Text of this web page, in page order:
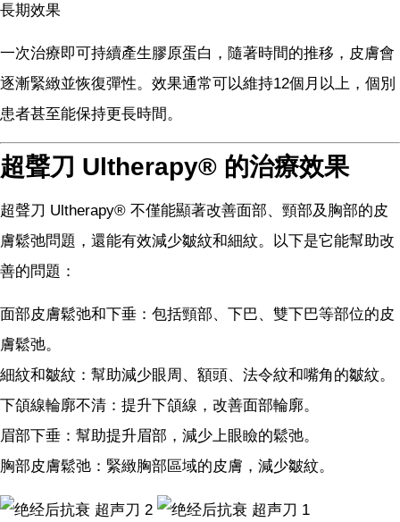
長期效果
一次治療即可持續產生膠原蛋白，隨著時間的推移，皮膚會
逐漸緊緻並恢復彈性。效果通常可以維持12個月以上，個別
患者甚至能保持更長時間。
超聲刀 Ultherapy® 的治療效果
超聲刀 Ultherapy® 不僅能顯著改善面部、頸部及胸部的皮
膚鬆弛問題，還能有效減少皺紋和細紋。以下是它能幫助改
善的問題：
面部皮膚鬆弛和下垂：包括頸部、下巴、雙下巴等部位的皮
膚鬆弛。
細紋和皺紋：幫助減少眼周、額頭、法令紋和嘴角的皺紋。
下頜線輪廓不清：提升下頜線，改善面部輪廓。
眉部下垂：幫助提升眉部，減少上眼瞼的鬆弛。
胸部皮膚鬆弛：緊緻胸部區域的皮膚，減少皺紋。